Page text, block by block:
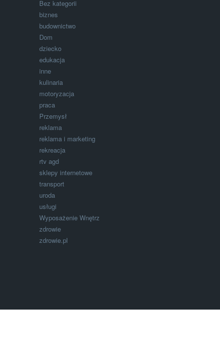
Bez kategorii
biznes
budownictwo
Dom
dziecko
edukacja
inne
kulinaria
motoryzacja
praca
Przemysł
reklama
reklama i marketing
rekreacja
rtv agd
sklepy internetowe
transport
uroda
usługi
Wyposażenie Wnętrz
zdrowie
zdrowie.pl